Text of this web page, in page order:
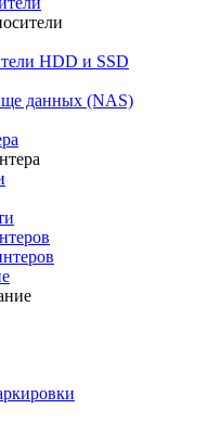
HDD и SSD
данных (NAS)